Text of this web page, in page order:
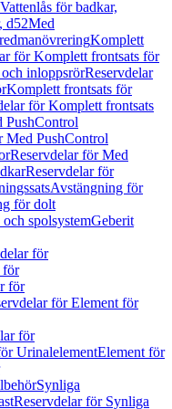
Vattenlås för badkar,
d52Med
Komplett
för Komplett frontsats för
inloppsrörReservdelar
Komplett frontsats för
för Komplett frontsats
PushControl
Med PushControl
Reservdelar för Med
Reservdelar för
Avstängning för
för dolt
spolsystemGeberit
för
för
för
för Element för
för
UrinalelementElement för
Synliga
Reservdelar för Synliga